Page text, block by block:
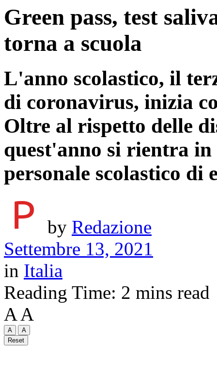
Green pass, test
torna a scuola
L'anno scolastico, il
di coronavirus, inizia
Oltre al rispetto delle
quest'anno si rientra in
personale scolastico di
by Redazione
Settembre 13, 2021
in Italia
Reading Time: 2 mins read
A A
A
A
Reset